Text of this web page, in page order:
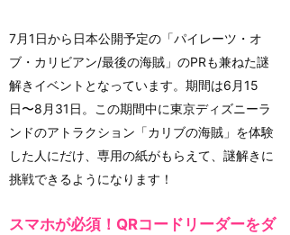
7月1日から日本公開予定の「パイレーツ・オ
ブ・カリビアン/最後の海賊」のPRも兼ねた謎
解きイベントとなっています。期間は6月15
日〜8月31日。この期間中に東京ディズニーラ
ンドのアトラクション「カリブの海賊」を体験
した人にだけ、専用の紙がもらえて、謎解きに
挑戦できるようになります！
スマホが必須！QRコードリーダーをダ